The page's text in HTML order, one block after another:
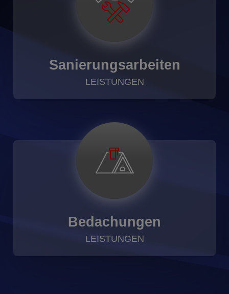
Sanierungsarbeiten
LEISTUNGEN
Bedachungen
LEISTUNGEN